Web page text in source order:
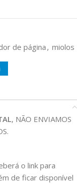
de página, miolos
, NÃO ENVIAMOS
o link para
de ficar disponível